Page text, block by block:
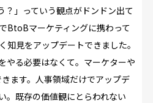
？」っていう観点がドンドン出て
BtoBマーケティングに携わって
知見をアップデートできました。
やる必要はなくて。マーケターや
ます。人事領域だけでアップデ
。既存の価値観にとらわれない